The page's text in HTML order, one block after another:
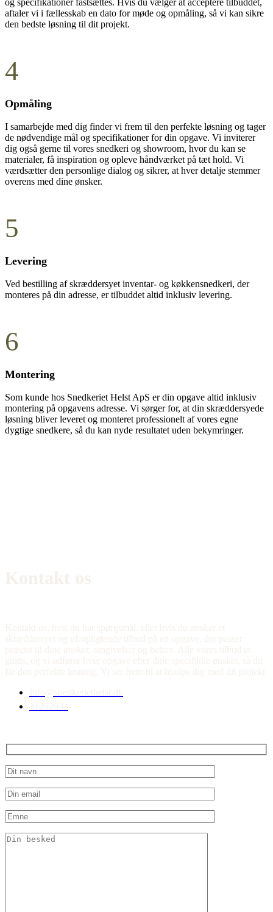
aftaler vi i fællesskab en dato for møde og opmåling, så vi kan sikre
den bedste løsning til dit projekt.
4
Opmåling
I samarbejde med dig finder vi frem til den perfekte løsning og tager
de nødvendige mål og specifikationer for din opgave. Vi inviterer
dig også gerne til vores snedkeri og showroom, hvor du kan se
materialer, få inspiration og opleve håndværket på tæt hold. Vi
værdsætter den personlige dialog og sikrer, at hver detalje stemmer
overens med dine ønsker.
5
Levering
Ved bestilling af skræddersyet inventar- og køkkensnedkeri, der
monteres på din adresse, er tilbuddet altid inklusiv levering.
6
Montering
Som kunde hos Snedkeriet Helst ApS er din opgave altid inklusiv
montering på opgavens adresse. Vi sørger for, at din skræddersyede
løsning bliver leveret og monteret professionelt af vores egne
dygtige snedkere, så du kan nyde resultatet uden bekymringer.